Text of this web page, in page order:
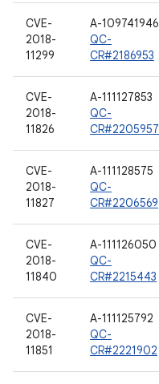
CVE-
2018-
11299
A-109741946
QC-
CR#2186953
CVE-
2018-
11826
A-111127853
QC-
CR#2205957
CVE-
2018-
11827
A-111128575
QC-
CR#2206569
CVE-
2018-
11840
A-111126050
QC-
CR#2215443
CVE-
2018-
11851
A-111125792
QC-
CR#2221902